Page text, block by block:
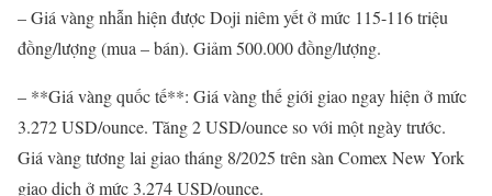
– Giá vàng nhẫn hiện được Doji niêm yết ở mức 115-116 triệu
đồng/lượng (mua – bán). Giảm 500.000 đồng/lượng.
– **Giá vàng quốc tế**: Giá vàng thế giới giao ngay hiện ở mức
3.272 USD/ounce. Tăng 2 USD/ounce so với một ngày trước.
Giá vàng tương lai giao tháng 8/2025 trên sàn Comex New York
giao dịch ở mức 3.274 USD/ounce.